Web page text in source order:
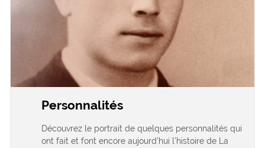
Personnalités
Découvrez le portrait de quelques personnalités qui
ont fait et font encore aujourd’hui l’histoire de La